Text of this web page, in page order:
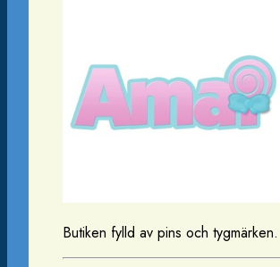
Butiken fylld av pins och tygmärken.